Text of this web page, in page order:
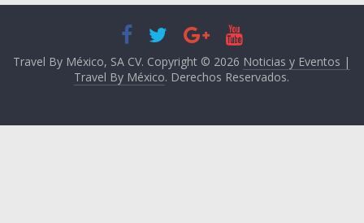
Travel By México, SA CV. Copyright © 2026 Noticias y Eventos |
Travel By México. Derechos Reservados.